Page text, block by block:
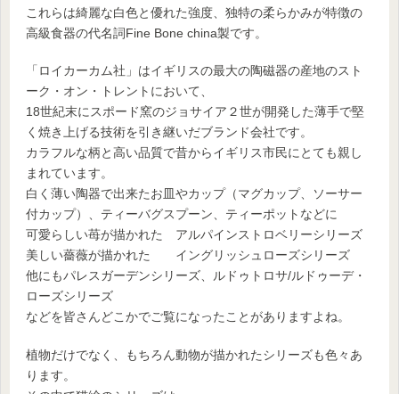
これらは綺麗な白色と優れた強度、独特の柔らかみが特徴の
高級食器の代名詞Fine Bone china製です。
「ロイカーカム社」はイギリスの最大の陶磁器の産地のスト
ーク・オン・トレントにおいて、
18世紀末にスポード窯のジョサイア２世が開発した薄手で堅
く焼き上げる技術を引き継いだブランド会社です。
カラフルな柄と高い品質で昔からイギリス市民にとても親し
まれています。
白く薄い陶器で出来たお皿やカップ（マグカップ、ソーサー
付カップ）、ティーバグスプーン、ティーポットなどに
可愛らしい苺が描かれた アルパインストロベリーシリーズ
美しい薔薇が描かれた イングリッシュローズシリーズ
他にもパレスガーデンシリーズ、ルドゥトロサ/ルドゥーデ・
ローズシリーズ
などを皆さんどこかでご覧になったことがありますよね。
植物だけでなく、もちろん動物が描かれたシリーズも色々あ
ります。